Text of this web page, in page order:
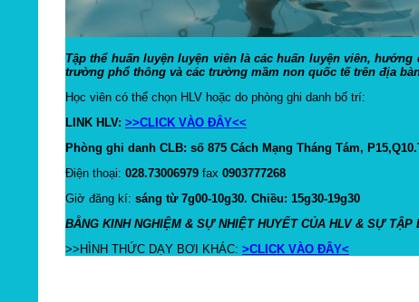
Tập thể huấn luyện luyện viên là các huấn luyện viên,
trường phổ thông và các trường mầm non quốc tế trên địa
Học viên có thể chọn HLV hoặc do phòng ghi danh bố trí:
LINK HLV: >>CLICK VÀO ĐÂY<<
Phòng ghi danh CLB: số 875 Cách Mạng Tháng Tám,
Điện thoại: 028.73006979 fax 0903777268
Giờ đăng kí: sáng từ 7g00-10g30. Chiều: 15g30-19g30
BẰNG KINH NGHIỆM & SỰ NHIỆT HUYẾT CỦA HLV & SỰ
>>HÌNH THỨC DẠY BƠI KHÁC: >CLICK VÀO ĐÂY<